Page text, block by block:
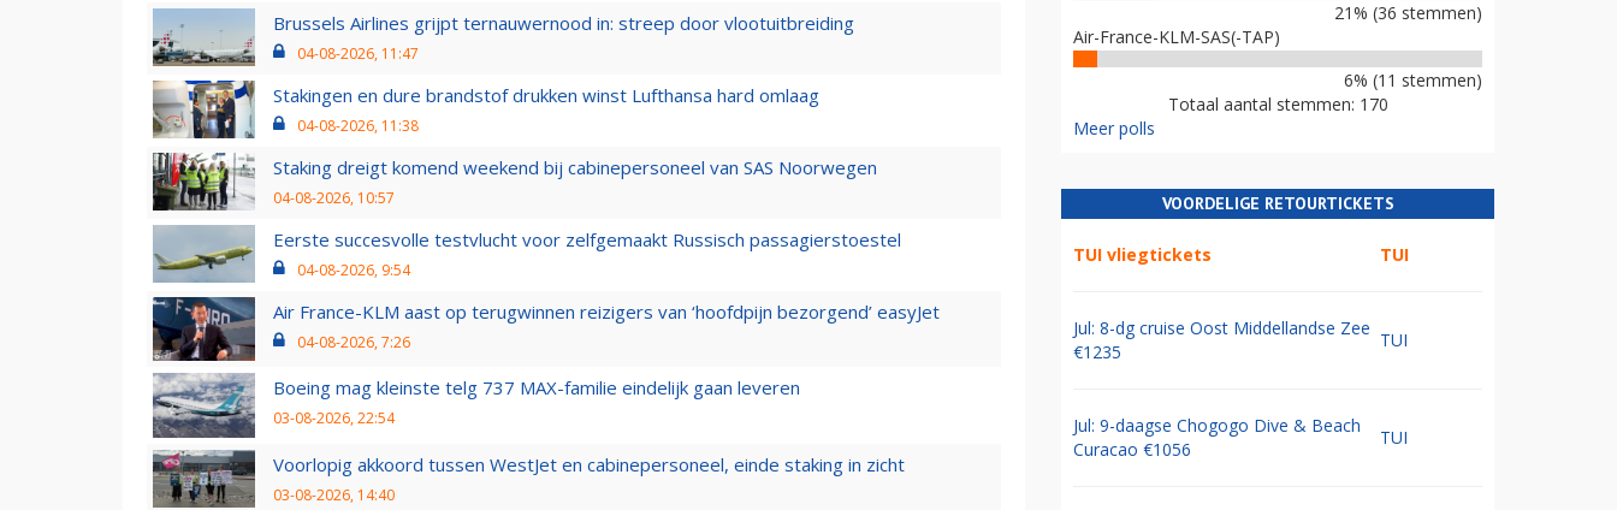
Brussels Airlines grijpt ternauwernood in: streep door vlootuitbreiding
04-08-2026, 11:47
Stakingen en dure brandstof drukken winst Lufthansa hard omlaag
04-08-2026, 11:38
Staking dreigt komend weekend bij cabinepersoneel van SAS Noorwegen
04-08-2026, 10:57
Eerste succesvolle testvlucht voor zelfgemaakt Russisch passagierstoestel
04-08-2026, 9:54
Air France-KLM aast op terugwinnen reizigers van ‘hoofdpijn bezorgend’ easyJet
04-08-2026, 7:26
Boeing mag kleinste telg 737 MAX-familie eindelijk gaan leveren
03-08-2026, 22:54
Voorlopig akkoord tussen WestJet en cabinepersoneel, einde staking in zicht
03-08-2026, 14:40
21% (36 stemmen)
Air-France-KLM-SAS(-TAP)
6% (11 stemmen)
Totaal aantal stemmen: 170
Meer polls
VOORDELIGE RETOURTICKETS
TUI vliegtickets TUI
Jul: 8-dg cruise Oost Middellandse Zee
€1235
TUI
Jul: 9-daagse Chogogo Dive & Beach
Curacao €1056
TUI